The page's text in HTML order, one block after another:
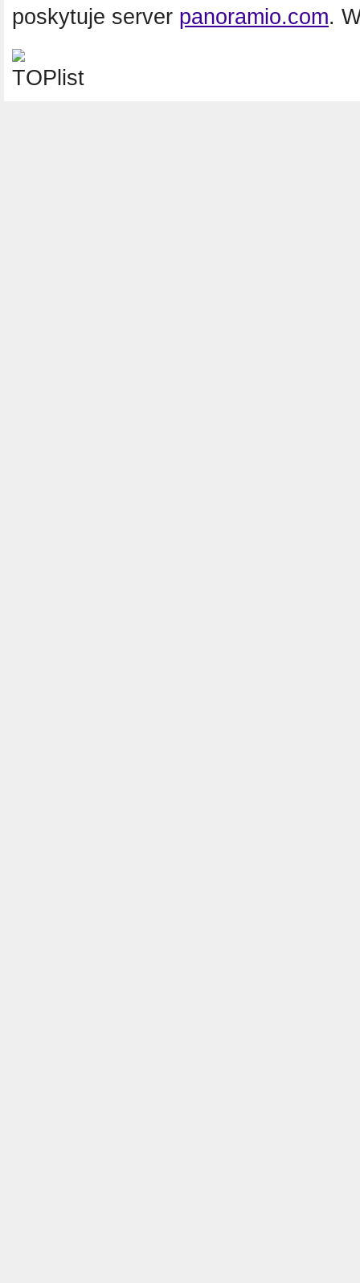
poskytuje server panoramio.com.